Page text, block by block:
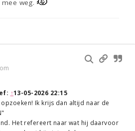
weg.
↑13-05-2026 22:15
Ik krijs dan altijd naar de
Het refereert naar wat hij daarvoor